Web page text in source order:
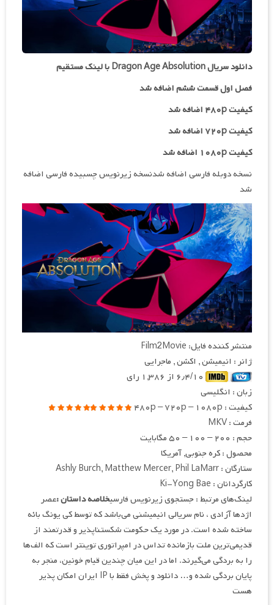
دانلود سریال Dragon Age Absolution با لینک مستقیم
فصل اول قسمت ششم اضافه شد
کیفیت ۴۸۰p اضافه شد
کیفیت ۷۲۰p اضافه شد
کیفیت ۱۰۸۰p اضافه شد
نسخه دوبله فارسی اضافه شدنسخه زیرنویس چسبیده فارسی اضافه
شد
منتشر کننده فایل: Film2Movie
ژانر : انیمیشن , اکشن , ماجرایی
زبان : انگلیسی
کیفیت : ۴۸۰p – ۷۲۰p – ۱۰۸۰p
فرمت : MKV
حجم : ۲۰۰ – ۱۰۰ – ۵۰ مگابایت
محصول : کره جنوبی, آمریکا
ستارگان : Ashly Burch, Matthew Mercer, Phil LaMarr
کارگردانان : Ki-Yong Bae
لینک‌های مرتبط : جستجوی زیرنویس فارسیخلاصه داستان :عصر
اژدها آزادی ، نام سریالی انیمیشنی می‌باشد که توسط کی یونگ بائه
ساخته شده است. در مورد یک حکومت شکست‎ناپذیر و قدرتمند از
قدیمی‌ترین ملت بازمانده تداس در امپراتوری توینتر است که الف‌ها
را به بردگی می‌گیرند. اما در این میان چندین قیام خونین، منجر به
پایان بردگی شده و… دانلود و پخش فقط با IP ایران امکان پذیر
هست